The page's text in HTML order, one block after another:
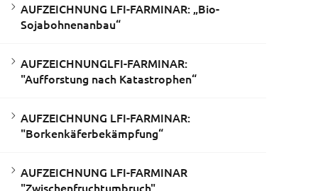
AUFZEICHNUNG LFI-FARMINAR: „Bio-
Sojabohnenanbau“
AUFZEICHNUNGLFI-FARMINAR:
"Aufforstung nach Katastrophen“
AUFZEICHNUNG LFI-FARMINAR:
"Borkenkäferbekämpfung“
AUFZEICHNUNG LFI-FARMINAR
"Zwischenfruchtumbruch"